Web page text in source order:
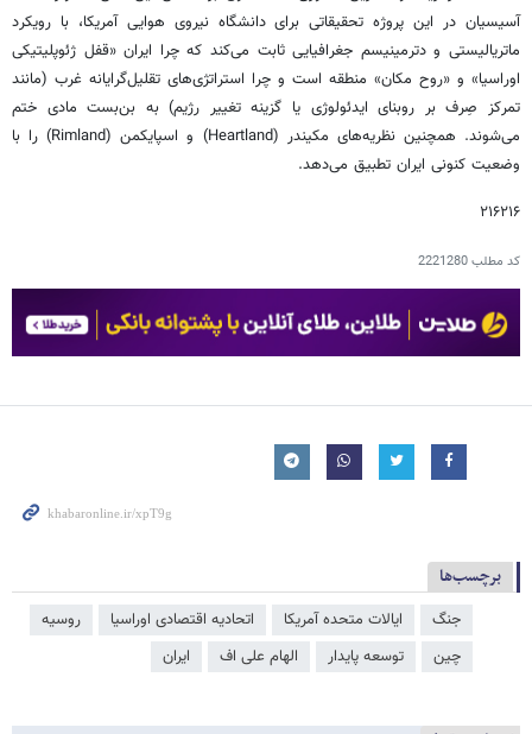
آسیسیان در این پروژه تحقیقاتی برای دانشگاه نیروی هوایی آمریکا، با رویکرد
ماتریالیستی و دترمینیسم جغرافیایی ثابت می‌کند که چرا ایران «قفل ژئوپلیتیکی
اوراسیا» و «روح مکان» منطقه است و چرا استراتژی‌های تقلیل‌گرایانه غرب (مانند
تمرکز صِرف بر روبنای ایدئولوژی یا گزینه تغییر رژیم) به بن‌بست مادی ختم
می‌شوند. همچنین نظریه‌های مکیندر (Heartland) و اسپایکمن (Rimland) را با
وضعیت کنونی ایران تطبیق می‌دهد.
۲۱۶۲۱۶
کد مطلب2221280
برچسب‌ها
جنگ ایالات متحده آمریکا اتحادیه اقتصادی اوراسیا
روسیه
چین
توسعه پایدار الهام علی‌ اف ایران